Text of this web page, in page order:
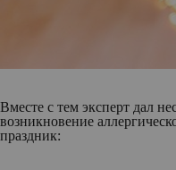
Вместе с тем эксперт дал
возникновение
праздник: